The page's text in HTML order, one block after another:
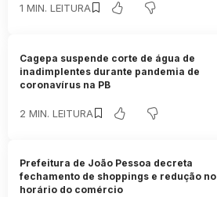
1 MIN. LEITURA
Cagepa suspende corte de água de
inadimplentes durante pandemia de
coronavírus na PB
2 MIN. LEITURA
Prefeitura de João Pessoa decreta
fechamento de shoppings e redução no
horário do comércio